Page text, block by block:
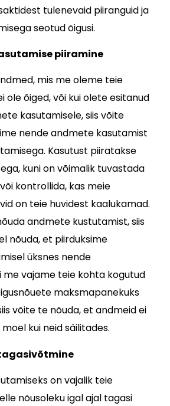
tulenevaid piiranguid ja
seotud õigusi.
piiramine
mis me oleme teie
ole õiged, või kui olete esitanud
kasutamisele, siis võite
nende andmete kasutamist
Kasutust piiratakse
kuni on võimalik tuvastada
kontrollida, kas meie
on teie huvidest kaalukamad.
andmete kustutamist, siis
nõuda, et piirduksime
üksnes nende
me vajame teie kohta kogutud
maksmapanekuks
võite te nõuda, et andmeid ei
kui neid säilitades.
on vajalik teie
nõusoleku igal ajal tagasi